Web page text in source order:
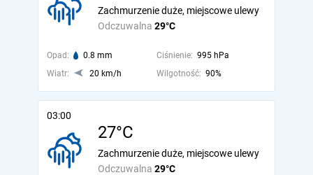
Odczuwalna 29°C
Zachmurzenie duże, miejscowe ulewy
Opad: 0.8 mm Ciśnienie: 995 hPa
Wiatr:
20 km/h Wilgotność: 90%
03:00
27°C
Odczuwalna 29°C
Zachmurzenie duże, miejscowe ulewy